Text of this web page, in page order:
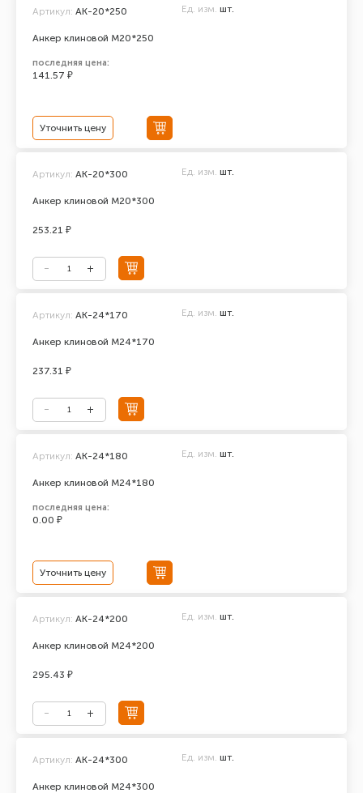
Анкер клиновой М20*250
Артикул: АК-20*250 Ед. изм. шт.
последняя цена:
141.57 ₽
Уточнить цену
Анкер клиновой М20*300
Артикул: АК-20*300 Ед. изм. шт.
253.21 ₽
Анкер клиновой М24*170
Артикул: АК-24*170 Ед. изм. шт.
237.31 ₽
Анкер клиновой М24*180
Артикул: AK-24*180 Ед. изм. шт.
последняя цена:
0.00 ₽
Уточнить цену
Анкер клиновой М24*200
Артикул: АК-24*200 Ед. изм. шт.
295.43 ₽
Анкер клиновой М24*300
Артикул: АК-24*300 Ед. изм. шт.